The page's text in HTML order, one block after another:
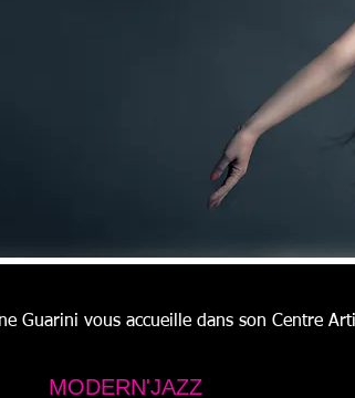
Guarini vous accueille dans son Centre
MODERN'JAZZ